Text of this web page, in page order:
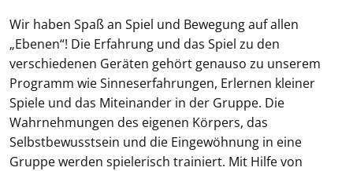
Wir haben Spaß an Spiel und Bewegung auf allen
„Ebenen“! Die Erfahrung und das Spiel zu den
verschiedenen Geräten gehört genauso zu unserem
Programm wie Sinneserfahrungen, Erlernen kleiner
Spiele und das Miteinander in der Gruppe. Die
Wahrnehmungen des eigenen Körpers, das
Selbstbewusstsein und die Eingewöhnung in eine
Gruppe werden spielerisch trainiert. Mit Hilfe von